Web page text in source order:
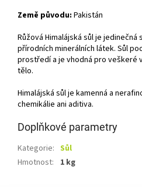
Země původu: Pakistán
Růžová Himalájská sůl je
přírodních minerálních látek. Sůl
prostředí a je vhodná pro veškeré
tělo.
Himalájská sůl je kamenná a
chemikálie ani aditiva.
Doplňkové parametry
Kategorie: Sůl
Hmotnost: 1 kg